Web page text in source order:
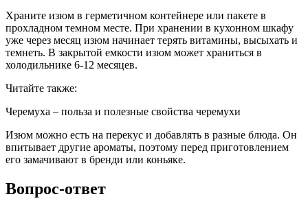
Храните изюм в герметичном контейнере или пакете в
прохладном темном месте. При хранении в кухонном шкафу
уже через месяц изюм начинает терять витамины, высыхать и
темнеть. В закрытой емкости изюм может храниться в
холодильнике 6-12 месяцев.
Читайте также:
Черемуха – польза и полезные свойства черемухи
Изюм можно есть на перекус и добавлять в разные блюда. Он
впитывает другие ароматы, поэтому перед приготовлением
его замачивают в бренди или коньяке.
Вопрос-ответ